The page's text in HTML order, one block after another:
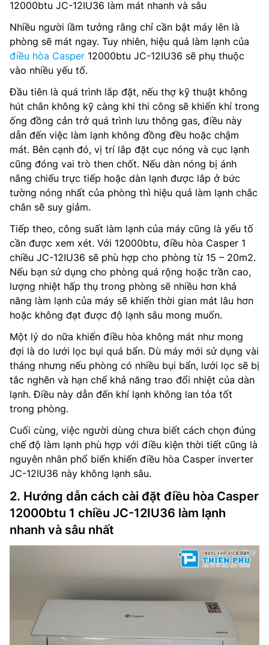
Nhiều người lầm tưởng rằng chỉ cần bật máy lên là
phòng sẽ mát ngay. Tuy nhiên, hiệu quả làm lạnh của
điều hòa Casper 12000btu JC-12IU36 sẽ phụ thuộc
vào nhiều yếu tố.
Đầu tiên là quá trình lắp đặt, nếu thợ kỹ thuật không
hút chân không kỹ càng khi thi công sẽ khiến khí trong
ống đồng cản trở quá trình lưu thông gas, điều này
dẫn đến việc làm lạnh không đồng đều hoặc chậm
mát. Bên cạnh đó, vị trí lắp đặt cục nóng và cục lạnh
cũng đóng vai trò then chốt. Nếu dàn nóng bị ánh
nắng chiếu trực tiếp hoặc dàn lạnh được lắp ở bức
tường nóng nhất của phòng thì hiệu quả làm lạnh chắc
chắn sẽ suy giảm.
Tiếp theo, công suất làm lạnh của máy cũng là yếu tố
cần được xem xét. Với 12000btu, điều hòa Casper 1
chiều JC-12IU36 sẽ phù hợp cho phòng từ 15 – 20m2.
Nếu bạn sử dụng cho phòng quá rộng hoặc trần cao,
lượng nhiệt hấp thụ trong phòng sẽ nhiều hơn khả
năng làm lạnh của máy sẽ khiến thời gian mát lâu hơn
hoặc không đạt được độ lạnh sâu mong muốn.
Một lý do nữa khiến điều hòa không mát như mong
đợi là do lưới lọc bụi quá bẩn. Dù máy mới sử dụng vài
tháng nhưng nếu phòng có nhiều bụi bẩn, lưới lọc sẽ bị
tắc nghẽn và hạn chế khả năng trao đổi nhiệt của dàn
lạnh. Điều này dẫn đến khí lạnh không lan tỏa tốt
trong phòng.
Cuối cùng, việc người dùng chưa biết cách chọn đúng
chế độ làm lạnh phù hợp với điều kiện thời tiết cũng là
nguyên nhân phổ biến khiến điều hòa Casper inverter
JC-12IU36 này không lạnh sâu.
2. Hướng dẫn cách cài đặt điều hòa Casper
12000btu 1 chiều JC-12IU36 làm lạnh
nhanh và sâu nhất